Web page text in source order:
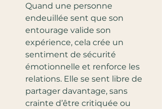
Quand une personne
endeuillée sent que son
entourage valide son
expérience, cela crée un
sentiment de sécurité
émotionnelle et renforce les
relations. Elle se sent libre de
partager davantage, sans
crainte d’être critiquée ou